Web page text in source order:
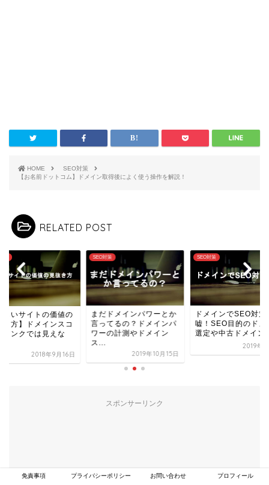
HOME
SEO対策
【お名前ドットコム】ドメイン取得後によく使う操作を解説！
RELATED POST
しいサイトの価値の
き方】ドメインスコ
リンクでは見えな
2018年9月16日
SEO対策
まだドメインパワーとか
言ってるの？ドメインパ
ワーの計測やドメイン
ス...
2019年10月15日
SEO対策
ドメインでSEO対策
嘘！SEO目的のドメ
選定や中古ドメイン
2019年5
スポンサーリンク
免責事項 プライバシーポリシー お問い合わせ プロフィール